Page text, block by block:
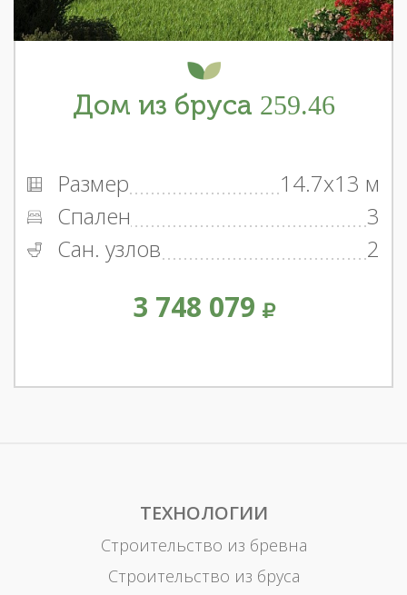
Дом из бруса 259.46
Размер
14.7x13 м
Спален
3
Сан. узлов
2
3 748 079
ТЕХНОЛОГИИ
Строительство из бревна
Строительство из бруса